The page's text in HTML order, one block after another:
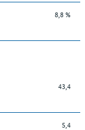
8,8 %
43,4
5,4